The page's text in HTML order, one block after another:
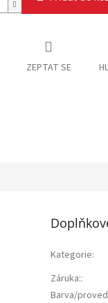
ZEPTAT SE
Kategorie:
Záruka::
Barva/